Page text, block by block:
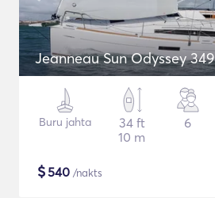
Jeanneau Sun Odyssey 349
Buru jahta
34 ft
10 m
6
$540 /nakts